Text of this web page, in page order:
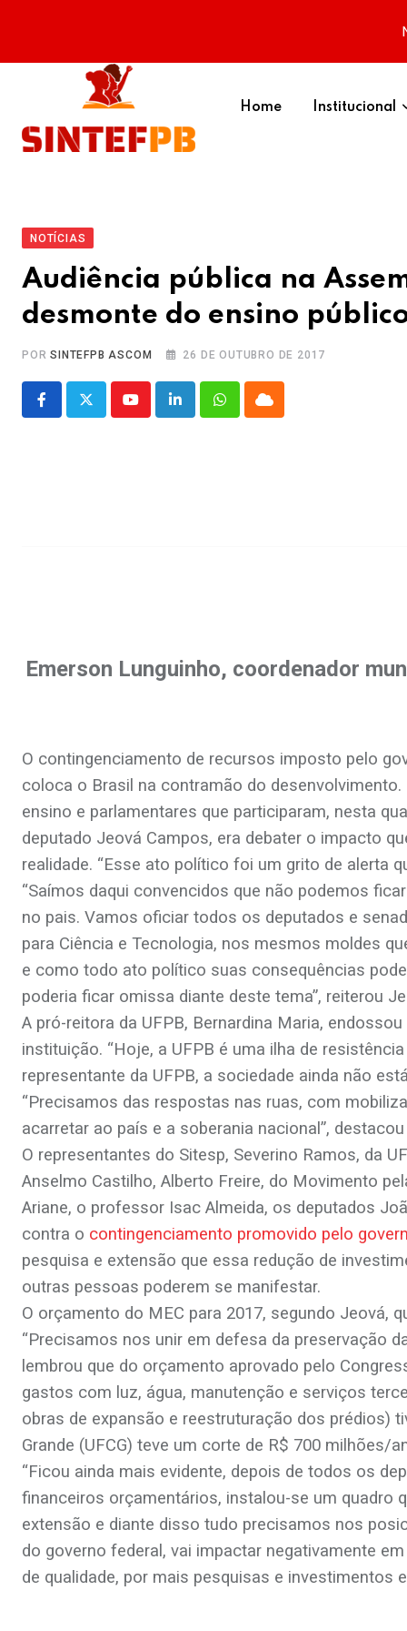
content
Home Institucional
NOTÍCIAS
Audiência pública na
desmonte do ensino
PORSINTEFPB ASCOM 26 DE OUTUBRO DE 2017
YoutubeLinkedInWhatsappCloud
Emerson Lunguinho, coordenador
O contingenciamento de recursos imposto pelo
coloca o Brasil na contramão do
ensino e parlamentares que participaram, nesta
deputado Jeová Campos, era debater o impacto
realidade. “Esse ato político foi um grito de alerta
“Saímos daqui convencidos que não podemos
no pais. Vamos oficiar todos os deputados e
para Ciência e Tecnologia, nos mesmos moldes
e como todo ato político suas consequências
poderia ficar omissa diante deste tema”, reiterou
A pró-reitora da UFPB, Bernardina Maria,
instituição. “Hoje, a UFPB é uma ilha de
representante da UFPB, a sociedade ainda não
“Precisamos das respostas nas ruas, com
acarretar ao país e a soberania nacional”,
O representantes do Sitesp, Severino Ramos, da
Anselmo Castilho, Alberto Freire, do Movimento
Ariane, o professor Isac Almeida, os deputados
contra o contingenciamento promovido pelo
pesquisa e extensão que essa redução de
outras pessoas poderem se manifestar.
O orçamento do MEC para 2017, segundo Jeová,
“Precisamos nos unir em defesa da preservação
lembrou que do orçamento aprovado pelo
gastos com luz, água, manutenção e serviços
obras de expansão e reestruturação dos prédios)
Grande (UFCG) teve um corte de R$ 700 milhões/
“Ficou ainda mais evidente, depois de todos os
financeiros orçamentários, instalou-se um quadro
extensão e diante disso tudo precisamos nos
do governo federal, vai impactar negativamente
de qualidade, por mais pesquisas e investimentos